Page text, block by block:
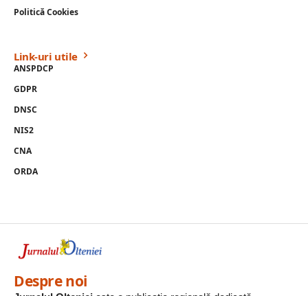
Politică Cookies
Link-uri utile
ANSPDCP
GDPR
DNSC
NIS2
CNA
ORDA
Despre noi